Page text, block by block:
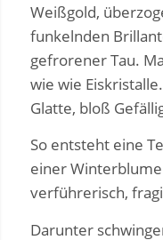
Weißgold,
funkelnden
gefrorener Tau.
wie wie
Glatte, bloß
So entsteht eine
einer
verführerisch,
Darunter